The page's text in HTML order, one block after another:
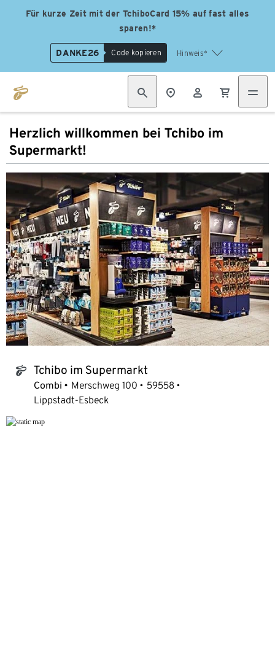
Für kurze Zeit mit der TchiboCard 15% auf fast alles
sparen!*
DANKE26 Code kopieren Hinweis*
Herzlich willkommen bei Tchibo im
Supermarkt!
tchibo_logo Tchibo im Supermarkt
Combi Merschweg 100
59558
Lippstadt-Esbeck